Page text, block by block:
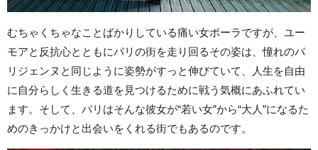
むちゃくちゃなことばかりしている痛い女ポーラですが、ユー
モアと反抗心とともにパリの街を走り回るその姿は、憧れのパ
リジェンヌと同じように姿勢がすっと伸びていて、人生を自由
に自分らしく生きる道を見つけるために戦う気概にあふれてい
ます。そして、パリはそんな彼女が“若い女”から“大人”になるた
めのきっかけと出会いをくれる街でもあるのです。